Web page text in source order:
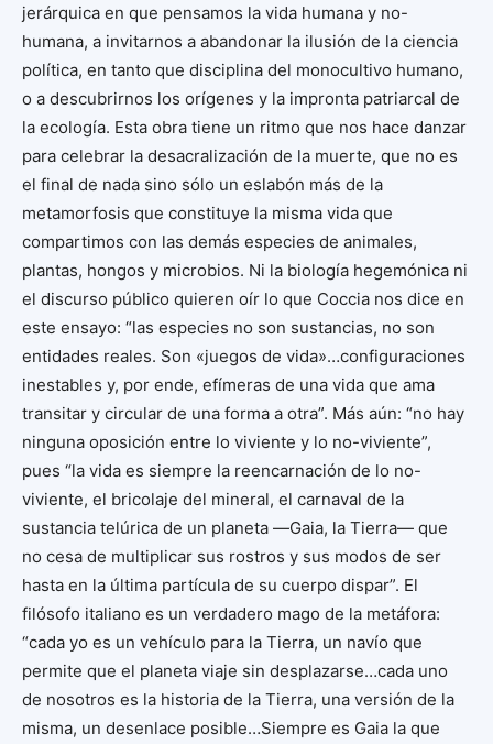
jerárquica en que pensamos la vida humana y no-
humana, a invitarnos a abandonar la ilusión de la ciencia
política, en tanto que disciplina del monocultivo humano,
o a descubrirnos los orígenes y la impronta patriarcal de
la ecología. Esta obra tiene un ritmo que nos hace danzar
para celebrar la desacralización de la muerte, que no es
el final de nada sino sólo un eslabón más de la
metamorfosis que constituye la misma vida que
compartimos con las demás especies de animales,
plantas, hongos y microbios. Ni la biología hegemónica ni
el discurso público quieren oír lo que Coccia nos dice en
este ensayo: “las especies no son sustancias, no son
entidades reales. Son «juegos de vida»…configuraciones
inestables y, por ende, efímeras de una vida que ama
transitar y circular de una forma a otra”. Más aún: “no hay
ninguna oposición entre lo viviente y lo no-viviente”,
pues “la vida es siempre la reencarnación de lo no-
viviente, el bricolaje del mineral, el carnaval de la
sustancia telúrica de un planeta ―Gaia, la Tierra― que
no cesa de multiplicar sus rostros y sus modos de ser
hasta en la última partícula de su cuerpo dispar”. El
filósofo italiano es un verdadero mago de la metáfora:
“cada yo es un vehículo para la Tierra, un navío que
permite que el planeta viaje sin desplazarse…cada uno
de nosotros es la historia de la Tierra, una versión de la
misma, un desenlace posible…Siempre es Gaia la que